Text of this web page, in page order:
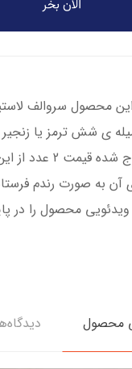
محصول سروالف
ی شش ترمز یا
میخورد،قیمت درج
آن به صورت رندم
محصول را در
محصول